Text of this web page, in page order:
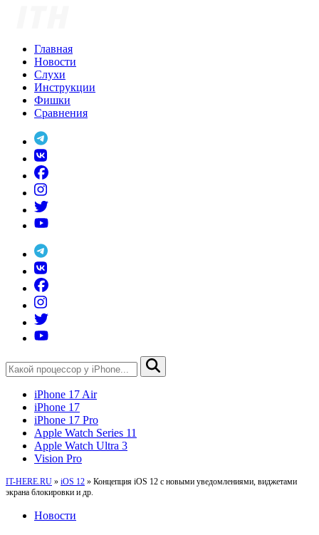
Главная
Новости
Слухи
Инструкции
Фишки
Сравнения
iPhone 17 Air
iPhone 17
iPhone 17 Pro
Apple Watch Series 11
Apple Watch Ultra 3
Vision Pro
IT-HERE.RU » iOS 12 » Концепция iOS 12 с новыми уведомлениями, виджетами
экрана блокировки и др.
Новости